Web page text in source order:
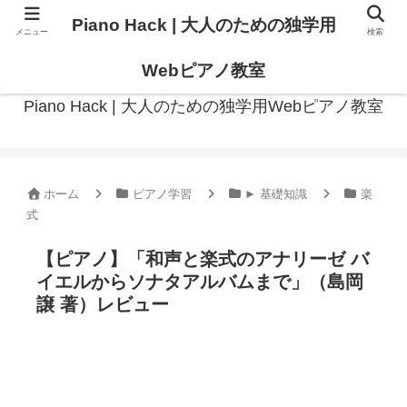
Piano Hack | 大人のための独学用Webピアノ教室
ホーム ピアノ学習 ► 基礎知識
楽
式
【ピアノ】「和声と楽式のアナリーゼ バ
イエルからソナタアルバムまで」（島岡
譲 著）レビュー
メニュー Piano Hack | 大人のための独学用
Webピアノ教室
検索